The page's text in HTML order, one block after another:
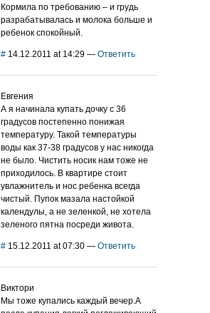
Кормила по требованию – и грудь
разрабатывалась и молока больше и
ребенок спокойный.
# 14.12.2011 at 14:29 — Ответить
Евгения
А я начинала купать дочку с 36
градусов постепенно понижая
температуру. Такой температуры
воды как 37-38 градусов у нас никогда
не было. Чистить носик нам тоже не
приходилось. В квартире стоит
увлажнитель и нос ребенка всегда
чистый. Пупок мазала настойкой
календулы, а не зеленкой, не хотела
зеленого пятна посреди живота.
# 15.12.2011 at 07:30 — Ответить
Виктори
Мы тоже купались каждый вечер.А